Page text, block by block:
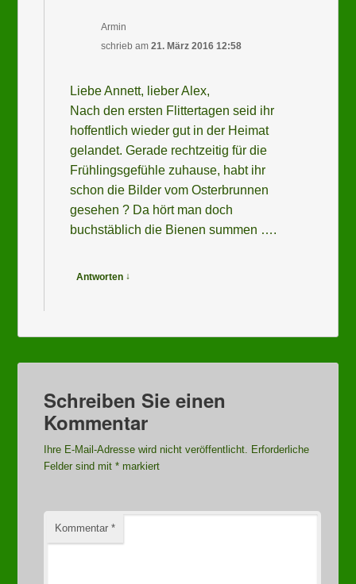
Armin
schrieb am 21. März 2016 12:58
Liebe Annett, lieber Alex,
Nach den ersten Flittertagen seid ihr
hoffentlich wieder gut in der Heimat
gelandet. Gerade rechtzeitig für die
Frühlingsgefühle zuhause, habt ihr
schon die Bilder vom Osterbrunnen
gesehen ? Da hört man doch
buchstäblich die Bienen summen ….
Antworten ↓
Schreiben Sie einen
Kommentar
Ihre E-Mail-Adresse wird nicht veröffentlicht. Erforderliche
Felder sind mit* markiert
Kommentar*